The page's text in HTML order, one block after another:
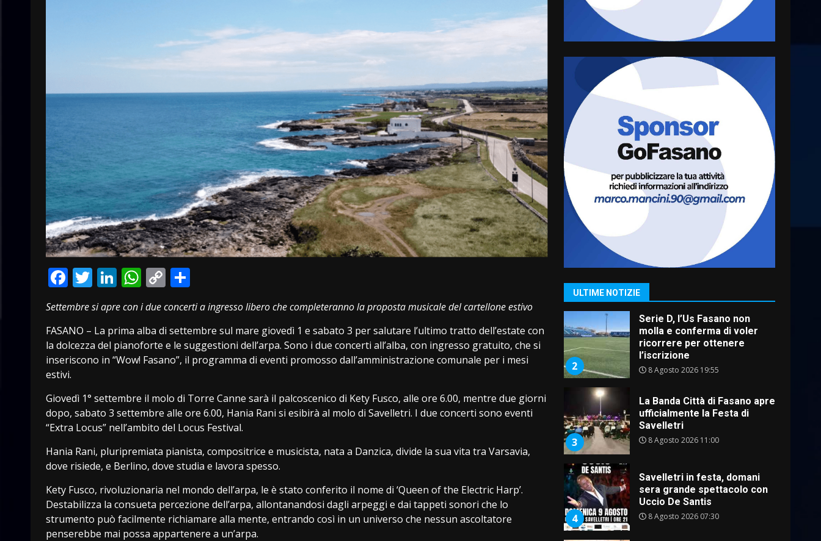
Facebook
Twitter
LinkedIn
WhatsApp
Copy
Link
Settembre si apre con i due concerti a ingresso libero che completeranno la proposta musicale del cartellone estivo
FASANO – La prima alba di settembre sul mare giovedì 1 e sabato 3 per salutare l’ultimo tratto dell’estate con
la dolcezza del pianoforte e le suggestioni dell’arpa. Sono i due concerti all’alba, con ingresso gratuito, che si
inseriscono in “Wow! Fasano”, il programma di eventi promosso dall’amministrazione comunale per i mesi
estivi.
Giovedì 1° settembre il molo di Torre Canne sarà il palcoscenico di Kety Fusco, alle ore 6.00, mentre due giorni
dopo, sabato 3 settembre alle ore 6.00, Hania Rani si esibirà al molo di Savelletri. I due concerti sono eventi
“Extra Locus” nell’ambito del Locus Festival.
Hania Rani, pluripremiata pianista, compositrice e musicista, nata a Danzica, divide la sua vita tra Varsavia,
dove risiede, e Berlino, dove studia e lavora spesso.
Kety Fusco, rivoluzionaria nel mondo dell’arpa, le è stato conferito il nome di ‘Queen of the Electric Harp’.
Destabilizza la consueta percezione dell’arpa, allontanandosi dagli arpeggi e dai tappeti sonori che lo
strumento può facilmente richiamare alla mente, entrando così in un universo che nessun ascoltatore
penserebbe mai possa appartenere a un’arpa.
ULTIME NOTIZIE
5
Politiche Giovanili e Mobilità
Sostenibile: premiati gli
studenti universitari del
8 Agosto 2026 07:15
“I Contestatori: Musica di
appuntamento con “Fasano in
Banda”
7 Agosto 2026 06:05
7
US Fasano, Scianaro:
“Profonda amarezza per
esclusione dal campionato di
calcio”
7 Agosto 2026 06:00
1
Grande successo per la
“Sagra del Pesce Spada” a
2
Serie D, l’Us Fasano non
molla e conferma di voler
ricorrere per ottenere
l’iscrizione
8 Agosto 2026 19:55
3
La Banda Città di Fasano apre
ufficialmente la Festa di
Savelletri
8 Agosto 2026 11:00
4
Savelletri in festa, domani
sera grande spettacolo con
Uccio De Santis
8 Agosto 2026 07:30